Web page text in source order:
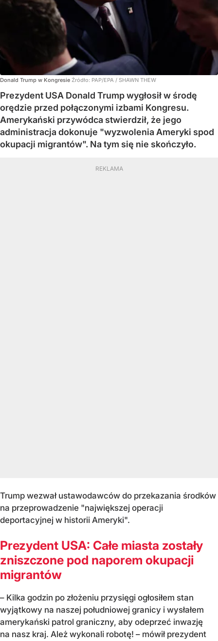
Donald Trump w Kongresie Źródło: PAP/EPA / SHAWN THEW
Prezydent USA Donald Trump wygłosił w środę
orędzie przed połączonymi izbami Kongresu.
Amerykański przywódca stwierdził, że jego
administracja dokonuje "wyzwolenia Ameryki spod
okupacji migrantów". Na tym się nie skończyło.
Trump wezwał ustawodawców do przekazania środków
na przeprowadzenie "największej operacji
deportacyjnej w historii Ameryki".
Prezydent USA: Całe miasta zostały
zniszczone pod naporem okupacji
migrantów
– Kilka godzin po złożeniu przysięgi ogłosiłem stan
wyjątkowy na naszej południowej granicy i wysłałem
amerykański patrol graniczny, aby odeprzeć inwazję
na nasz kraj. Ależ wykonali robotę! – mówił prezydent